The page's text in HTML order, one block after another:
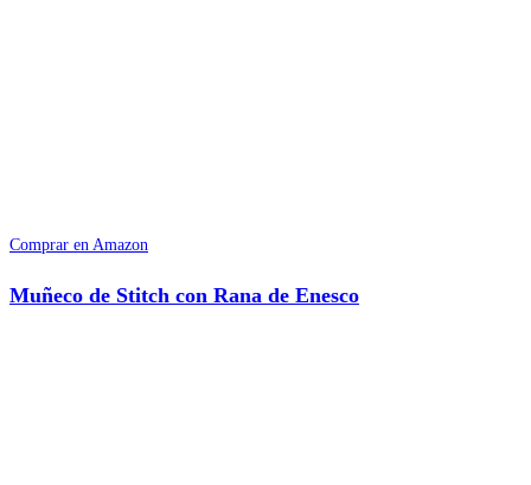
Comprar en Amazon
Muñeco de Stitch con Rana de Enesco